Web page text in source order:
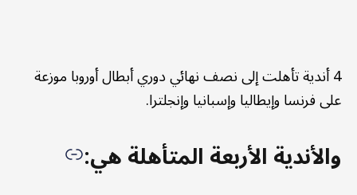
4 أندية تأهلت إلى نصف نهائي دوري أبطال أوروبا موزعة
على فرنسا وإيطاليا وإسبانيا وإنجلترا.
والأندية الأربعة المتأهلة هي: